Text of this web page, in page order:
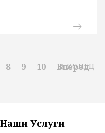
8 9 10 Вперед
В КОНЕЦ
Наши Услуги